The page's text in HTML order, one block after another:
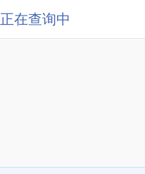
正在查询中